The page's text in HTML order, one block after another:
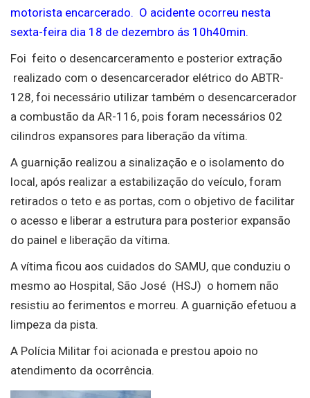
motorista encarcerado. O acidente ocorreu nesta
sexta-feira dia 18 de dezembro ás 10h40min.
Foi feito o desencarceramento e posterior extração
realizado com o desencarcerador elétrico do ABTR-
128, foi necessário utilizar também o desencarcerador
a combustão da AR-116, pois foram necessários 02
cilindros expansores para liberação da vítima.
A guarnição realizou a sinalização e o isolamento do
local, após realizar a estabilização do veículo, foram
retirados o teto e as portas, com o objetivo de facilitar
o acesso e liberar a estrutura para posterior expansão
do painel e liberação da vítima.
A vítima ficou aos cuidados do SAMU, que conduziu o
mesmo ao Hospital, São José (HSJ) o homem não
resistiu ao ferimentos e morreu. A guarnição efetuou a
limpeza da pista.
A Polícia Militar foi acionada e prestou apoio no
atendimento da ocorrência.